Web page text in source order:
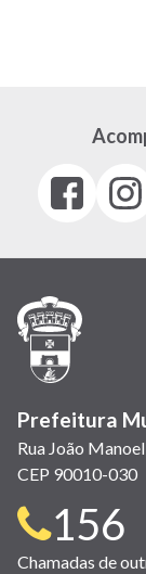
Facebook
(link
em
janela)
(link
em
Prefeitura
Rua João
CEP 90010-030
156
Chamadas de